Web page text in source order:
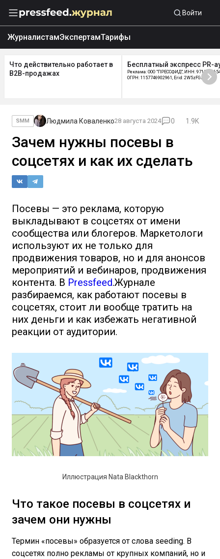
Войти
ЖурналистамЭкспертамТарифы
Что действительно работает в
B2B-продажах
Бесплатный экспресс PR-
Реклама: ООО "ПРЕССФИД", ИНН:
ОГРН: 1157746902961, Erid: 2W5zFGDycPz
SMM Людмила Коваленко28 августа 2024 0 1.9K
Зачем нужны посевы в
соцсетях и как их сделать
Посевы — это реклама, которую
выкладывают в соцсетях от имени
сообщества или блогеров. Маркетологи
используют их не только для
продвижения товаров, но и для анонсов
мероприятий и вебинаров, продвижения
контента. В Pressfeed.Журнале
разбираемся, как работают посевы в
соцсетях, стоит ли вообще тратить на
них деньги и как избежать негативной
реакции от аудитории.
Иллюстрация Nata Blackthorn
Что такое посевы в соцсетях и
зачем они нужны
Термин «посевы» образуется от слова seeding. В
соцсетях полно рекламы от крупных компаний, но и